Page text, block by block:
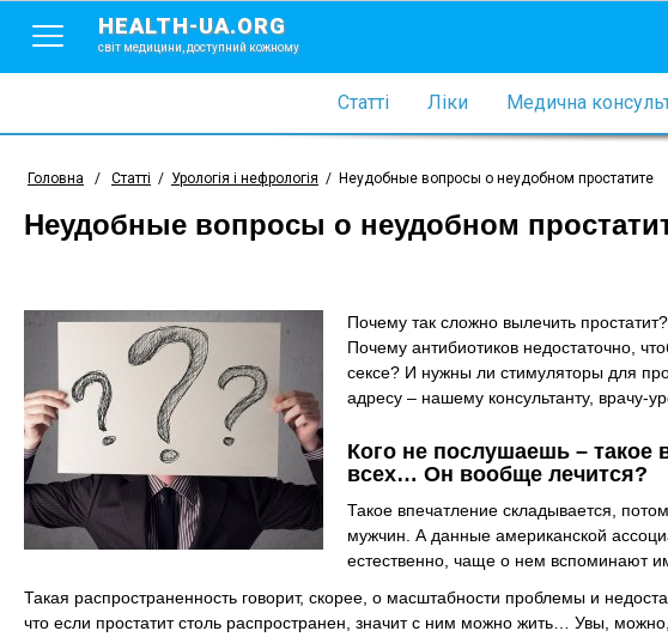
HEALTH-UA.ORG
світ медицини, доступний кожному
Статті Ліки Медична
Головна / Статті / Урологія і нефрологія / Неудобные вопросы о неудобном простатите
Неудобные вопросы о неудобном
Почему так сложно вылечить
Почему антибиотиков недостаточно,
сексе? И нужны ли стимуляторы для
адресу – нашему консультанту, врачу-
Кого не послушаешь – такое
всех… Он вообще лечится?
Такое впечатление складывается,
мужчин. А данные американской
естественно, чаще о нем вспоминают
Такая распространенность говорит, скорее, о масштабности проблемы и
что если простатит столь распространен, значит с ним можно жить… Увы,